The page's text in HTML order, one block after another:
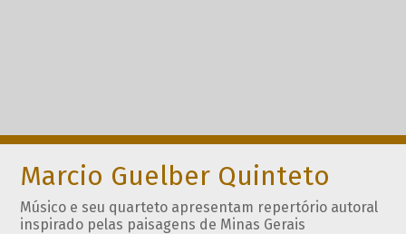
Marcio Guelber Quinteto
Músico e seu quarteto apresentam repertório autoral
inspirado pelas paisagens de Minas Gerais